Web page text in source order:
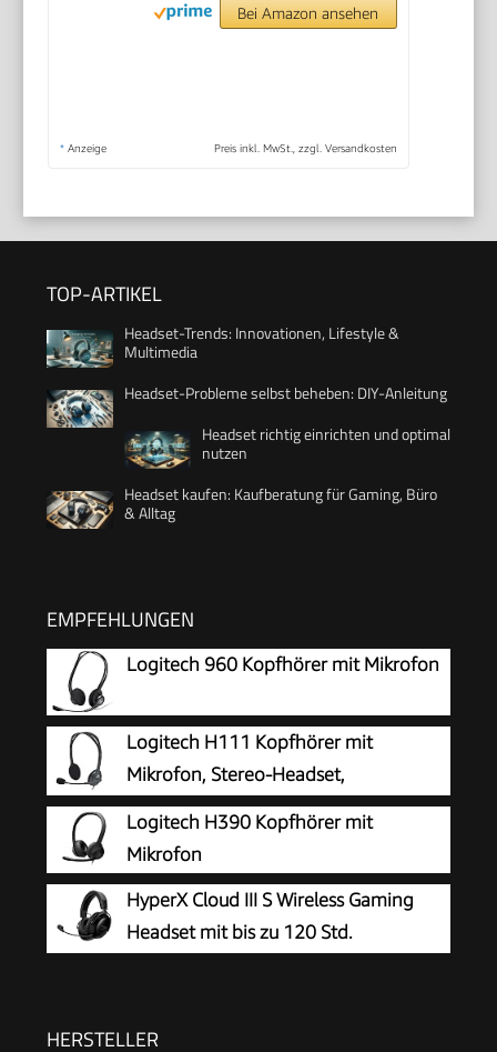
Bei Amazon ansehen
* Anzeige Preis inkl. MwSt., zzgl. Versandkosten
TOP-ARTIKEL
Headset-Trends: Innovationen, Lifestyle &
Multimedia
Headset-Probleme selbst beheben: DIY-Anleitung
Headset richtig einrichten und optimal
nutzen
Headset kaufen: Kaufberatung für Gaming, Büro
& Alltag
EMPFEHLUNGEN
Logitech 960 Kopfhörer mit Mikrofon
Logitech H111 Kopfhörer mit
Mikrofon, Stereo-Headset,
Verstellbares Mikrofon mit
Rauschunterdrückung, Verstellbarer Kopfbügel,
Audio/Mikrofon Dualanschluss mit zwei 3,5mm
Klinken - Schwarz
Logitech H390 Kopfhörer mit
Mikrofon
HyperX Cloud III S Wireless Gaming
Headset mit bis zu 120 Std.
HERSTELLER